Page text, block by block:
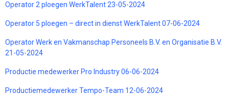
Operator 2 ploegen WerkTalent 23-05-2024
Operator 5 ploegen – direct in dienst WerkTalent 07-06-2024
Operator Werk en Vakmanschap Personeels B.V. en Organisatie B.V.
21-05-2024
Productie medewerker Pro Industry 06-06-2024
Productiemedewerker Tempo-Team 12-06-2024